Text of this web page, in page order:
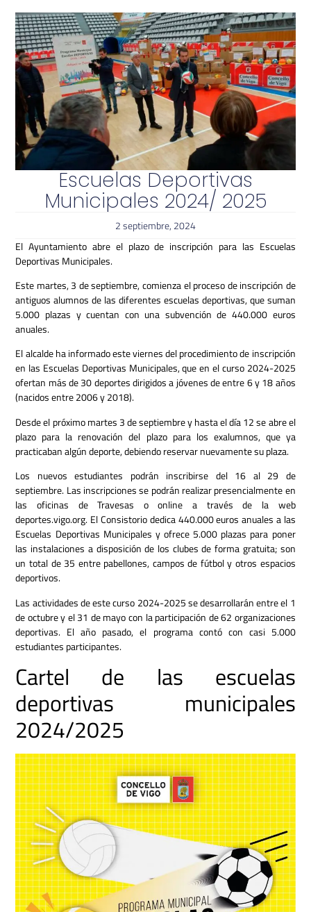
Escuelas Deportivas
Municipales 2024/ 2025
2 septiembre, 2024
El Ayuntamiento abre el plazo de inscripción para las Escuelas
Deportivas Municipales.
Este martes, 3 de septiembre, comienza el proceso de inscripción de
antiguos alumnos de las diferentes escuelas deportivas, que suman
5.000 plazas y cuentan con una subvención de 440.000 euros
anuales.
El alcalde ha informado este viernes del procedimiento de inscripción
en las Escuelas Deportivas Municipales, que en el curso 2024-2025
ofertan más de 30 deportes dirigidos a jóvenes de entre 6 y 18 años
(nacidos entre 2006 y 2018).
Desde el próximo martes 3 de septiembre y hasta el día 12 se abre el
plazo para la renovación del plazo para los exalumnos, que ya
practicaban algún deporte, debiendo reservar nuevamente su plaza.
Los nuevos estudiantes podrán inscribirse del 16 al 29 de
septiembre. Las inscripciones se podrán realizar presencialmente en
las oficinas de Travesas o online a través de la web
deportes.vigo.org. El Consistorio dedica 440.000 euros anuales a las
Escuelas Deportivas Municipales y ofrece 5.000 plazas para poner
las instalaciones a disposición de los clubes de forma gratuita; son
un total de 35 entre pabellones, campos de fútbol y otros espacios
deportivos.
Las actividades de este curso 2024-2025 se desarrollarán entre el 1
de octubre y el 31 de mayo con la participación de 62 organizaciones
deportivas. El año pasado, el programa contó con casi 5.000
estudiantes participantes.
Cartel de las escuelas
deportivas municipales
2024/2025